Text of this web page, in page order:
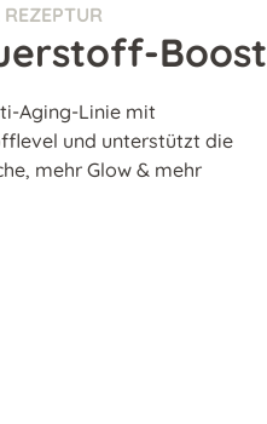
Boost
Aging-Linie mit
und unterstützt die
mehr Glow & mehr